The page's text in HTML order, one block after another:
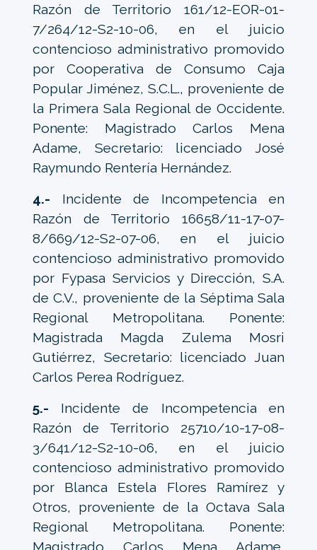
Razón de Territorio 161/12-EOR-01-
7/264/12-S2-10-06, en el juicio
contencioso administrativo promovido
por Cooperativa de Consumo Caja
Popular Jiménez, S.C.L., proveniente de
la Primera Sala Regional de Occidente.
Ponente: Magistrado Carlos Mena
Adame, Secretario: licenciado José
Raymundo Rentería Hernández.
4.- Incidente de Incompetencia en
Razón de Territorio 16658/11-17-07-
8/669/12-S2-07-06, en el juicio
contencioso administrativo promovido
por Fypasa Servicios y Dirección, S.A.
de C.V., proveniente de la Séptima Sala
Regional Metropolitana. Ponente:
Magistrada Magda Zulema Mosri
Gutiérrez, Secretario: licenciado Juan
Carlos Perea Rodríguez.
5.- Incidente de Incompetencia en
Razón de Territorio 25710/10-17-08-
3/641/12-S2-10-06, en el juicio
contencioso administrativo promovido
por Blanca Estela Flores Ramírez y
Otros, proveniente de la Octava Sala
Regional Metropolitana. Ponente:
Magistrado Carlos Mena Adame,